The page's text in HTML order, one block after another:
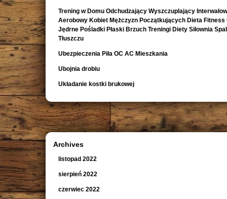
Trening w Domu Odchudzający Wyszczuplający
Aerobowy Kobiet Mężczyzn Początkujących Dieta Fitness
Jędrne Pośladki Płaski Brzuch Treningi Diety Siłownia
Tłuszczu
Ubezpieczenia Piła OC AC Mieszkania
Ubojnia drobiu
Układanie kostki brukowej
Archives
listopad 2022
sierpień 2022
czerwiec 2022